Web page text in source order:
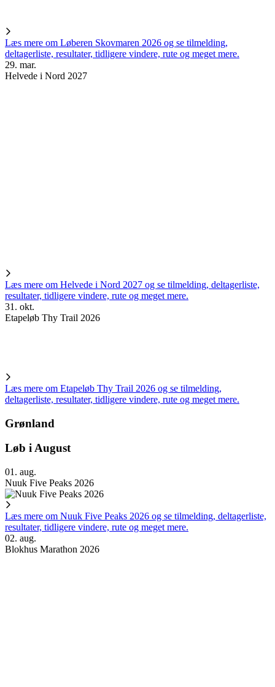
Læs mere om Løberen Skovmaren 2026 og se tilmelding,
deltagerliste, resultater, tidligere vindere, rute og meget mere.
29. mar.
Helvede i Nord 2027
Læs mere om Helvede i Nord 2027 og se tilmelding, deltagerliste,
resultater, tidligere vindere, rute og meget mere.
31. okt.
Etapeløb Thy Trail 2026
Læs mere om Etapeløb Thy Trail 2026 og se tilmelding,
deltagerliste, resultater, tidligere vindere, rute og meget mere.
Grønland
Løb i August
01. aug.
Nuuk Five Peaks 2026
Læs mere om Nuuk Five Peaks 2026 og se tilmelding, deltagerliste,
resultater, tidligere vindere, rute og meget mere.
02. aug.
Blokhus Marathon 2026